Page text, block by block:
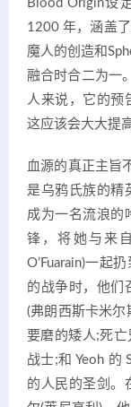
Blood Origin设
1200 年，涵盖
魔人的创造和
融合时合二为一
人来说，它的预
这应该会大大提
血源的真正主旨
是乌鸦氏族的精
成为一名流浪的
锋，将她与来
O’Fuarain)一起
的战争时，他们
(弗朗西斯卡米尔
要磨的矮人;死
战士;和 Yeoh 的
的人民的圣剑。